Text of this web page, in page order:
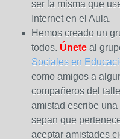
ser la misma que
Internet en el Aula.
Hemos creado un
todos. Únete al
Sociales en
como amigos a
compañeros del
amistad escribe
sepan que
aceptar amistades